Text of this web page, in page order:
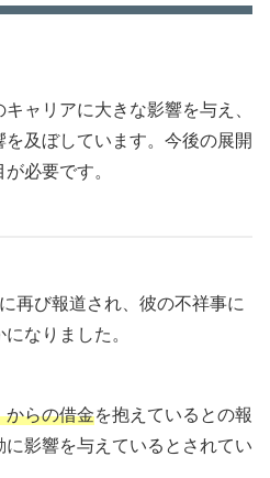
ャリアに大きな影響を与え、
及ぼしています。今後の展開
必要です。
再び報道され、彼の不祥事に
なりました。
からの借金を抱えているとの報
影響を与えているとされてい